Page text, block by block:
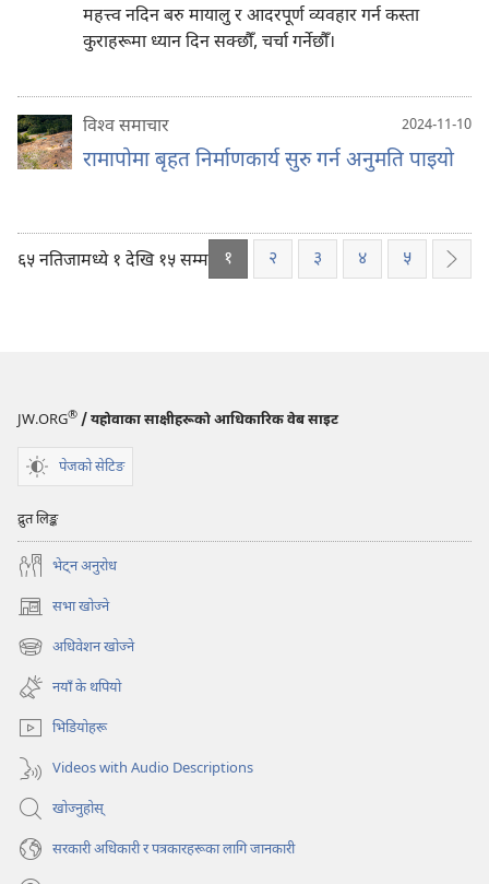
महत्त्व नदिन बरु मायालु र आदरपूर्ण व्यवहार गर्न कस्ता
कुराहरूमा ध्यान दिन सक्छौँ, चर्चा गर्नेछौँ।
2024-11-10
विश्‍व समाचार
रामापोमा बृहत निर्माणकार्य सुरु गर्न अनुमति पाइयो
६५ नतिजामध्ये १ देखि १५ सम्म १ २ ३ ४ ५ अर्को
JW.ORG® / यहोवाका साक्षीहरूको आधिकारिक वेब साइट
पेजको सेटिङ
द्रुत लिङ्क
भेट्‌न अनुरोध
सभा खोज्ने
(ब्राउजरको
अर्को
ट्याबमा
नयाँ
पृष्ठ
खुल्नेछ)
अधिवेशन खोज्ने
(ब्राउजरको
अर्को
ट्याबमा
नयाँ
पृष्ठ
खुल्नेछ)
नयाँ के थपियो
भिडियोहरू
Videos with Audio Descriptions
खोज्नुहोस्‌
सरकारी अधिकारी र पत्रकारहरूका लागि जानकारी